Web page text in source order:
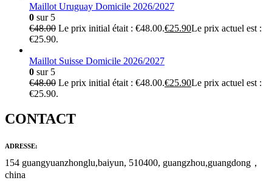
Maillot Uruguay Domicile 2026/2027
0 sur 5
€48.00 Le prix initial était : €48.00.€25.90Le prix actuel est :
€25.90.
Maillot Suisse Domicile 2026/2027
0 sur 5
€48.00 Le prix initial était : €48.00.€25.90Le prix actuel est :
€25.90.
CONTACT
ADRESSE:
154 guangyuanzhonglu,baiyun, 510400, guangzhou,guangdong，
china